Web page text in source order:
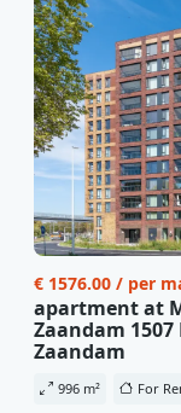
€ 1576.00 / per
apartment at
Zaandam 1507
Zaandam
996 m² For